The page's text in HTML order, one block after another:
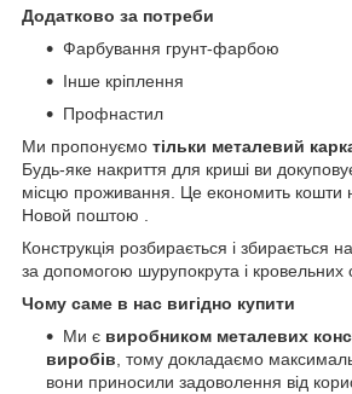
Додатково за потреби
Фарбування грунт-фарбою
Інше кріплення
Профнастил
Ми пропонуємо тільки металевий
Будь-яке накриття для криші ви
місцю проживання. Це економить кошти
Новой поштою .
Конструкція розбирається і збирається
за допомогою шурупокрута і кровельних
Чому саме в нас вигідно купити
Ми є виробником металевих
виробів, тому докладаємо
вони приносили задоволення від